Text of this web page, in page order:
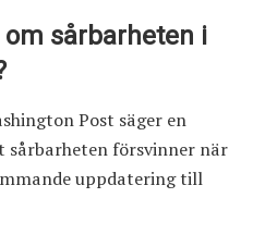
om sårbarheten i
Post säger en
sårbarheten försvinner när
uppdatering till